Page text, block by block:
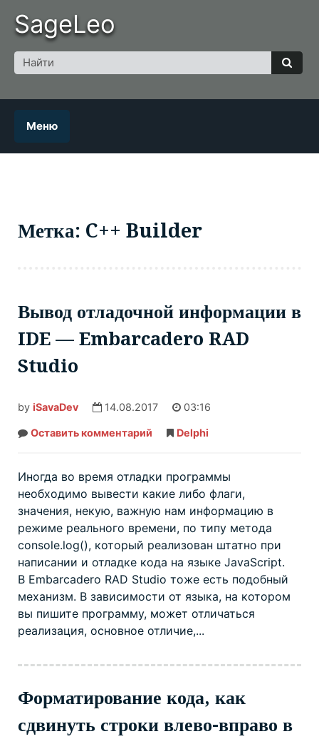
content
SageLeo
для
Меню
Метка: C++ Builder
Вывод отладочной информации в
IDE — Embarcadero RAD
Studio
by iSavaDev 14.08.2017 03:16
Оставить комментарий Вывод
отладочной
IDE
—
Embarcadero
RAD
Studio
Delphi
Иногда во время отладки программы
необходимо вывести какие либо флаги,
значения, некую, важную нам информацию в
режиме реального времени, по типу метода
console.log(), который реализован штатно при
написании и отладке кода на языке JavaScript.
В Embarcadero RAD Studio тоже есть подобный
механизм. В зависимости от языка, на котором
вы пишите программу, может отличаться
реализация, основное отличие,...
Форматирование кода, как
сдвинуть строки влево-вправо в